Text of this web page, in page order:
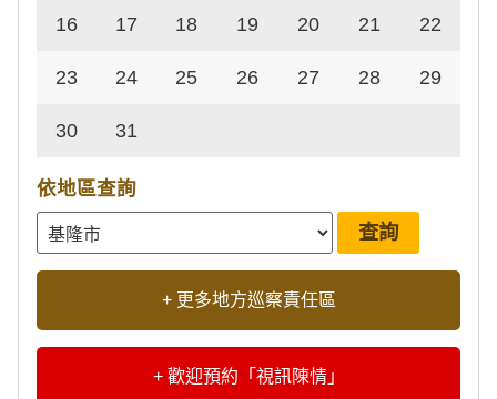
16 17 18 19 20 21 22
23 24 25 26 27 28 29
30 31
依地區查詢
+ 更多地方巡察責任區
+ 歡迎預約「視訊陳情」